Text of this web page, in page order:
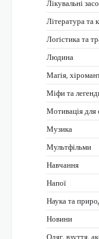
Лікувальні
Література та
Логістика та
Людина
Магія,
Міфи та
Мотивація для
Музика
Мультфільми
Навчання
Напої
Наука та
Новини